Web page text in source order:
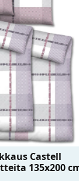
Castell
135x200